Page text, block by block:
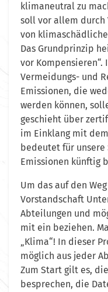
klimaneutral zu
soll vor allem durch
von
Das Grundprinzip
vor Kompensieren“.
Vermeidungs- und
Emissionen, die
werden können,
geschieht über
im Einklang mit
bedeutet für unsere
Emissionen künftig
Um das auf den
Vorstandschaft
Abteilungen und
mit ein beziehen.
„Klima“! In dieser
möglich aus jeder
Zum Start gilt es,
besprechen, die